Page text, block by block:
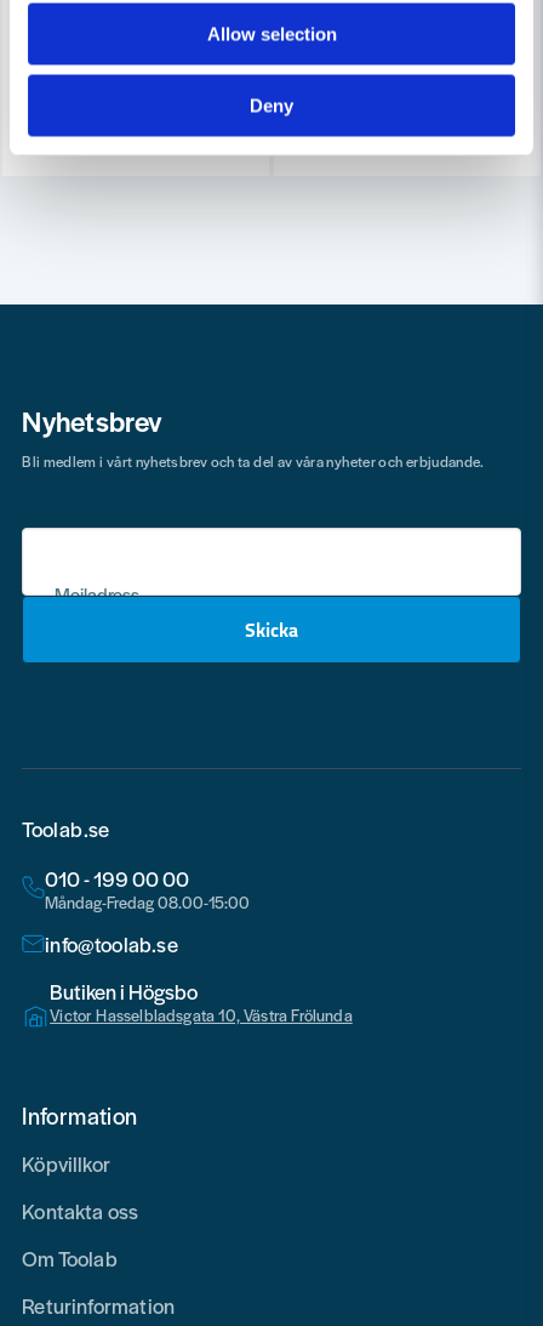
Allow selection
Deny
7-10 arbetsdagar
109 kr
7-10 arbetsdagar
Nyhetsbrev
Mejladress
Skicka
Bli medlem i vårt nyhetsbrev och ta del av våra nyheter och erbjudande.
Toolab.se
010 - 199 00 00
Måndag-Fredag 08.00-15:00
info@toolab.se
Butiken i Högsbo
Victor Hasselbladsgata 10, Västra Frölunda
Information
Köpvillkor
Kontakta oss
Om Toolab
Returinformation